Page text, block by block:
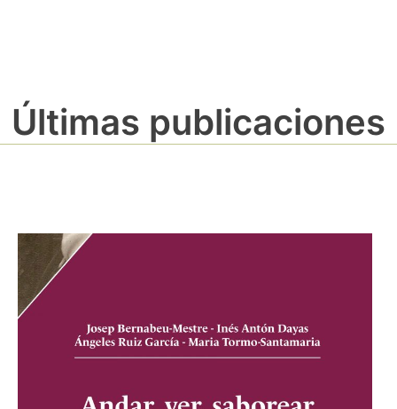
Últimas publicaciones